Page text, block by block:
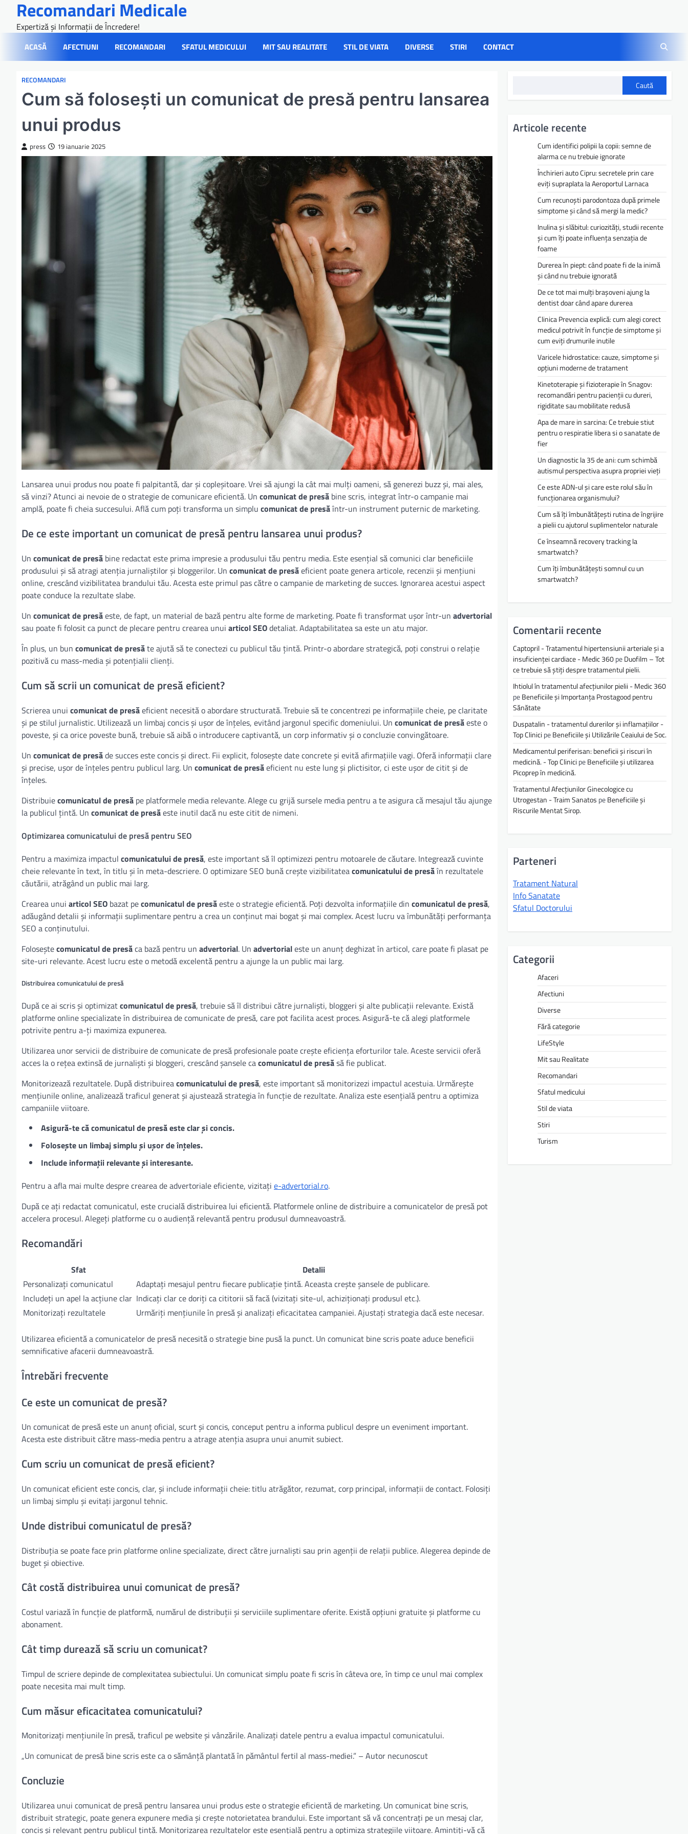
content
Recomandari Medicale
Expertiză și Informații de Încredere!
ACASĂ AFECTIUNI RECOMANDARI SFATUL MEDICULUI MIT SAU REALITATE STIL DE VIATA DIVERSE STIRI CONTACT
RECOMANDARI
Cum să folosești un comunicat de presă pentru lansarea
unui produs
press 19 ianuarie 2025
Lansarea unui produs nou poate fi palpitantă, dar și copleșitoare. Vrei să ajungi la cât mai mulți oameni, să generezi buzz și, mai ales,
să vinzi? Atunci ai nevoie de o strategie de comunicare eficientă. Un comunicat de presă bine scris, integrat într-o campanie mai
amplă, poate fi cheia succesului. Află cum poți transforma un simplu comunicat de presăîntr-un instrument puternic de marketing.
De ce este important un comunicat de presă pentru lansarea unui produs?
Un comunicat de presă bine redactat este prima impresie a produsului tău pentru media. Este esențial să comunici clar beneficiile
produsului și să atragi atenția jurnaliștilor și bloggerilor. Un comunicat de presăeficient poate genera articole, recenzii și mențiuni
online, crescând vizibilitatea brandului tău. Acesta este primul pas către o campanie de marketing de succes. Ignorarea acestui aspect
poate conduce la rezultate slabe.
Un comunicat de presăeste, de fapt, un material de bază pentru alte forme de marketing. Poate fi transformat ușor într-un advertorial
sau poate fi folosit ca punct de plecare pentru crearea unui articol SEOdetaliat. Adaptabilitatea sa este un atu major.
În plus, un bun comunicat de presăte ajută să te conectezi cu publicul tău țintă. Printr-o abordare strategică, poți construi o relație
pozitivă cu mass-media și potențialii clienți.
Cum să scrii un comunicat de presă eficient?
Scrierea unui comunicat de presăeficient necesită o abordare structurată. Trebuie să te concentrezi pe informațiile cheie, pe claritate
și pe stilul jurnalistic. Utilizează un limbaj concis și ușor de înțeles, evitând jargonul specific domeniului. Un comunicat de presăeste o
poveste, și ca orice poveste bună, trebuie să aibă o introducere captivantă, un corp informativ și o concluzie convingătoare.
Un comunicat de presăde succes este concis și direct. Fii explicit, folosește date concrete și evită afirmațiile vagi. Oferă informații clare
și precise, ușor de înțeles pentru publicul larg. Un comunicat de presăeficient nu este lung și plictisitor, ci este ușor de citit și de
înțeles.
Distribuiecomunicatul de presă pe platformele media relevante. Alege cu grijă sursele media pentru a te asigura că mesajul tău ajunge
la publicul țintă. Un comunicat de presăeste inutil dacă nu este citit de nimeni.
Optimizarea comunicatului de presă pentru SEO
Pentru a maximiza impactul comunicatului de presă, este important să îl optimizezi pentru motoarele de căutare. Integrează cuvinte
cheie relevante în text, în titlu și în meta-descriere. O optimizare SEO bună crește vizibilitateacomunicatului de presăîn rezultatele
căutării, atrăgând un public mai larg.
Crearea unui articol SEO bazat pecomunicatul de presăeste o strategie eficientă. Poți dezvolta informațiile din comunicatul de presă,
adăugând detalii și informații suplimentare pentru a crea un conținut mai bogat și mai complex. Acest lucru va îmbunătăți performanța
SEO a conținutului.
Foloseștecomunicatul de presăca bază pentru un advertorial. Un advertorialeste un anunț deghizat în articol, care poate fi plasat pe
site-uri relevante. Acest lucru este o metodă excelentă pentru a ajunge la un public mai larg.
Distribuirea comunicatului de presă
După ce ai scris și optimizatcomunicatul de presă, trebuie să îl distribui către jurnaliști, bloggeri și alte publicații relevante. Există
platforme online specializate în distribuirea de comunicate de presă, care pot facilita acest proces. Asigură-te că alegi platformele
potrivite pentru a-ți maximiza expunerea.
Utilizarea unor servicii de distribuire de comunicate de presă profesionale poate crește eficiența eforturilor tale. Aceste servicii oferă
acces la o rețea extinsă de jurnaliști și bloggeri, crescând șansele cacomunicatul de presăsă fie publicat.
Monitorizează rezultatele. După distribuireacomunicatului de presă, este important să monitorizezi impactul acestuia. Urmărește
mențiunile online, analizează traficul generat și ajustează strategia în funcție de rezultate. Analiza este esențială pentru a optimiza
campaniile viitoare.
Asigură-te că comunicatul de presă este clar și concis.
Folosește un limbaj simplu și ușor de înțeles.
Include informații relevante și interesante.
Pentru a afla mai multe despre crearea de advertoriale eficiente, vizitați e-advertorial.ro.
După ce ați redactat comunicatul, este crucială distribuirea lui eficientă. Platformele online de distribuire a comunicatelor de presă pot
accelera procesul. Alegeți platforme cu o audiență relevantă pentru produsul dumneavoastră.
Recomandări
Sfat
Detalii
Personalizați comunicatul
Adaptați mesajul pentru fiecare publicație țintă. Aceasta crește șansele de publicare.
Includeți un apel la acțiune clar Indicați clar ce doriți ca cititorii să facă (vizitați site-ul, achiziționați produsul etc.).
Monitorizați rezultatele
Urmăriți mențiunile în presă și analizați eficacitatea campaniei. Ajustați strategia dacă este necesar.
Utilizarea eficientă a comunicatelor de presă necesită o strategie bine pusă la punct. Un comunicat bine scris poate aduce beneficii
semnificative afacerii dumneavoastră.
Întrebări frecvente
Ce este un comunicat de presă?
Un comunicat de presă este un anunț oficial, scurt și concis, conceput pentru a informa publicul despre un eveniment important.
Acesta este distribuit către mass-media pentru a atrage atenția asupra unui anumit subiect.
Cum scriu un comunicat de presă eficient?
Un comunicat eficient este concis, clar, și include informații cheie: titlu atrăgător, rezumat, corp principal, informații de contact. Folosiți
un limbaj simplu și evitați jargonul tehnic.
Unde distribui comunicatul de presă?
Distribuția se poate face prin platforme online specializate, direct către jurnaliști sau prin agenții de relații publice. Alegerea depinde de
buget și obiective.
Cât costă distribuirea unui comunicat de presă?
Costul variază în funcție de platformă, numărul de distribuții și serviciile suplimentare oferite. Există opțiuni gratuite și platforme cu
abonament.
Cât timp durează să scriu un comunicat?
Timpul de scriere depinde de complexitatea subiectului. Un comunicat simplu poate fi scris în câteva ore, în timp ce unul mai complex
poate necesita mai mult timp.
Cum măsur eficacitatea comunicatului?
Monitorizați mențiunile în presă, traficul pe website și vânzările. Analizați datele pentru a evalua impactul comunicatului.
„Un comunicat de presă bine scris este ca o sămânță plantată în pământul fertil al mass-mediei.” – Autor necunoscut
Concluzie
Utilizarea unui comunicat de presă pentru lansarea unui produs este o strategie eficientă de marketing. Un comunicat bine scris,
distribuit strategic, poate genera expunere media și crește notorietatea brandului. Este important să vă concentrați pe un mesaj clar,
concis și relevant pentru publicul țintă. Monitorizarea rezultatelor este esențială pentru a optimiza strategiile viitoare. Amintiți-vă că
Caută
Articole recente
Cum identifici polipii la copii: semne de
alarma ce nu trebuie ignorate
Închirieri auto Cipru: secretele prin care
eviți supraplata la Aeroportul Larnaca
Cum recunoști parodontoza după primele
simptome și când să mergi la medic?
Inulina și slăbitul: curiozități, studii recente
și cum îți poate influența senzația de
foame
Durerea în piept: când poate fi de la inimă
și când nu trebuie ignorată
De ce tot mai mulți brașoveni ajung la
dentist doar când apare durerea
Clinica Prevencia explică: cum alegi corect
medicul potrivit în funcție de simptome și
cum eviți drumurile inutile
Varicele hidrostatice: cauze, simptome și
opțiuni moderne de tratament
Kinetoterapie și fizioterapie în Snagov:
recomandări pentru pacienții cu dureri,
rigiditate sau mobilitate redusă
Apa de mare in sarcina: Ce trebuie stiut
pentru o respiratie libera si o sanatate de
fier
Un diagnostic la 35 de ani: cum schimbă
autismul perspectiva asupra propriei vieți
Ce este ADN-ul și care este rolul său în
funcționarea organismului?
Cum să îți îmbunătățești rutina de îngrijire
a pielii cu ajutorul suplimentelor naturale
Ce înseamnă recovery tracking la
smartwatch?
Cum îți îmbunătățești somnul cu un
smartwatch?
Comentarii recente
Captopril - Tratamentul hipertensiunii arteriale și a
insuficienței cardiace - Medic 360peDuofilm – Tot
ce trebuie să știți despre tratamentul pielii.
Ihtiolul în tratamentul afecțiunilor pielii - Medic 360
peBeneficiile și Importanța Prostagood pentru
Sănătate
Duspatalin - tratamentul durerilor și inflamațiilor -
Top Clinici peBeneficiile și Utilizările Ceaiului de Soc.
Medicamentul periferisan: beneficii și riscuri în
medicină. - Top Clinici peBeneficiile și utilizarea
Picoprep în medicină.
Tratamentul Afecțiunilor Ginecologice cu
Utrogestan - Traim Sanatos peBeneficiile și
Riscurile Mentat Sirop.
Parteneri
Tratament Natural
Info Sanatate
Sfatul Doctorului
Categorii
Afaceri
Afectiuni
Diverse
Fără categorie
LifeStyle
Mit sau Realitate
Recomandari
Sfatul medicului
Stil de viata
Stiri
Turism